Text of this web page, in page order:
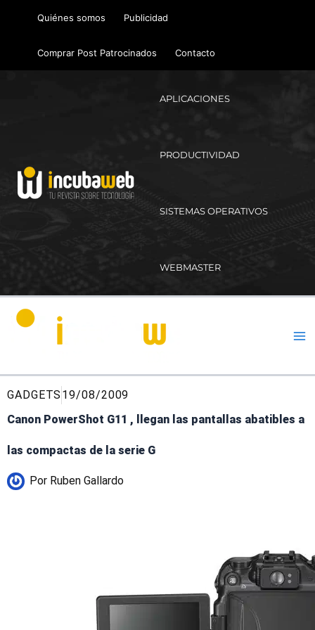
Quiénes somos Publicidad
Comprar Post Patrocinados Contacto
APLICACIONES
PRODUCTIVIDAD
SISTEMAS OPERATIVOS
WEBMASTER
GADGETS 19/08/2009
Canon PowerShot G11 , llegan las pantallas abatibles a
las compactas de la serie G
Por Ruben Gallardo